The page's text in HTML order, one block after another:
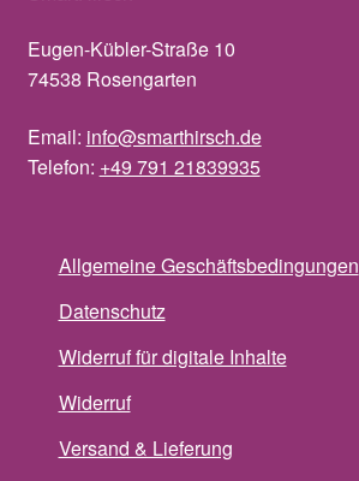
Eugen-Kübler-Straße 10
74538 Rosengarten
Email: info@smarthirsch.de
Telefon: +49 791 21839935
Allgemeine Geschäftsbedingungen
Datenschutz
Widerruf für digitale Inhalte
Widerruf
Versand & Lieferung